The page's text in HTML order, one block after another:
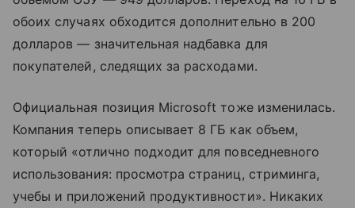
обоих случаях обходится дополнительно в 200
долларов — значительная надбавка для
покупателей, следящих за расходами.
Официальная позиция Microsoft тоже изменилась.
Компания теперь описывает 8 ГБ как объем,
который «отлично подходит для повседневного
использования: просмотра страниц, стриминга,
учебы и приложений продуктивности». Никаких